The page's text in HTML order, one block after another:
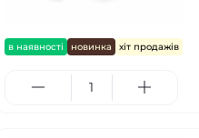
в наявності новинка хіт продажів